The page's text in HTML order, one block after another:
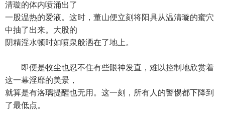
清璇的体内喷涌出了
一股温热的爱液。这时，董山便立刻将阳具从温清璇的蜜穴
中抽了出来。大股的
阴精淫水顿时如喷泉般洒在了地上。
即便是牧尘也忍不住有些眼神发直，难以控制地欣赏着
这一幕淫靡的美景，
就算是有洛璃提醒也无用。这一刻，所有人的警惕都下降到
了最低点。